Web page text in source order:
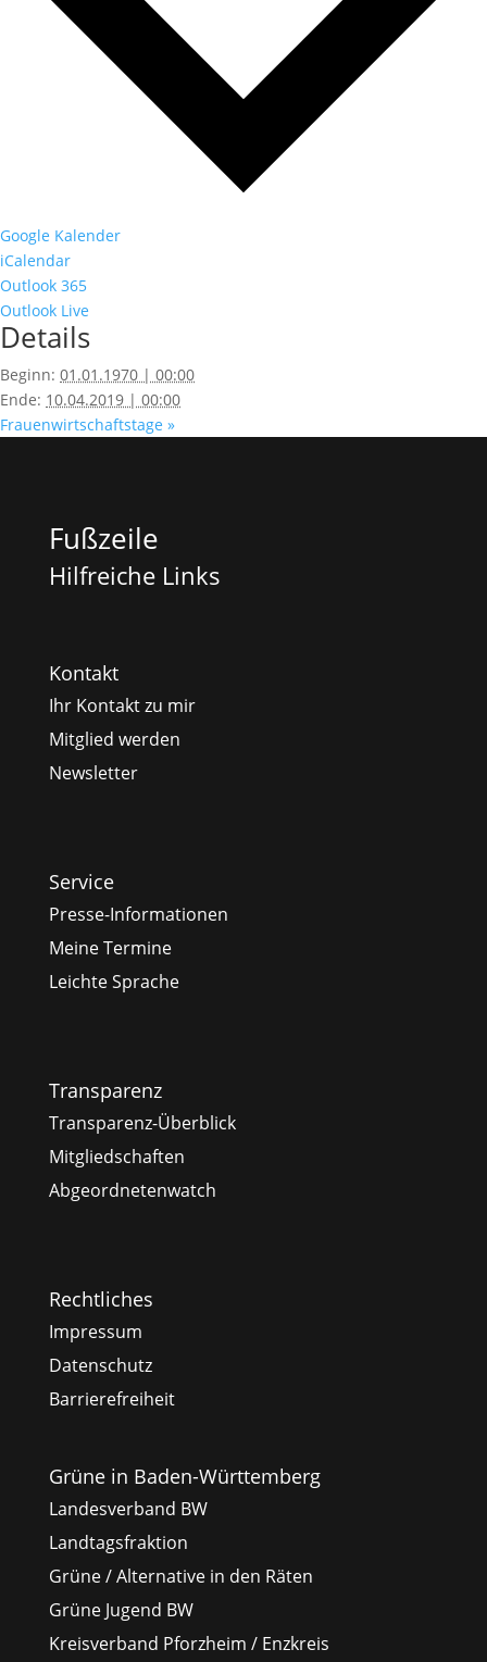
Google Kalender
iCalendar
Outlook 365
Outlook Live
Details
Beginn: 01.01.1970 | 00:00
Ende: 10.04.2019 | 00:00
Frauenwirtschaftstage »
Fußzeile
Hilfreiche Links
Kontakt
Ihr Kontakt zu mir
Mitglied werden
Newsletter
Service
Presse-Informationen
Meine Termine
Leichte Sprache
Transparenz
Transparenz-Überblick
Mitgliedschaften
Abgeordnetenwatch
Rechtliches
Impressum
Datenschutz
Barrierefreiheit
Grüne in Baden-Württemberg
Landesverband BW
Landtagsfraktion
Grüne / Alternative in den Räten
Grüne Jugend BW
Kreisverband Pforzheim / Enzkreis